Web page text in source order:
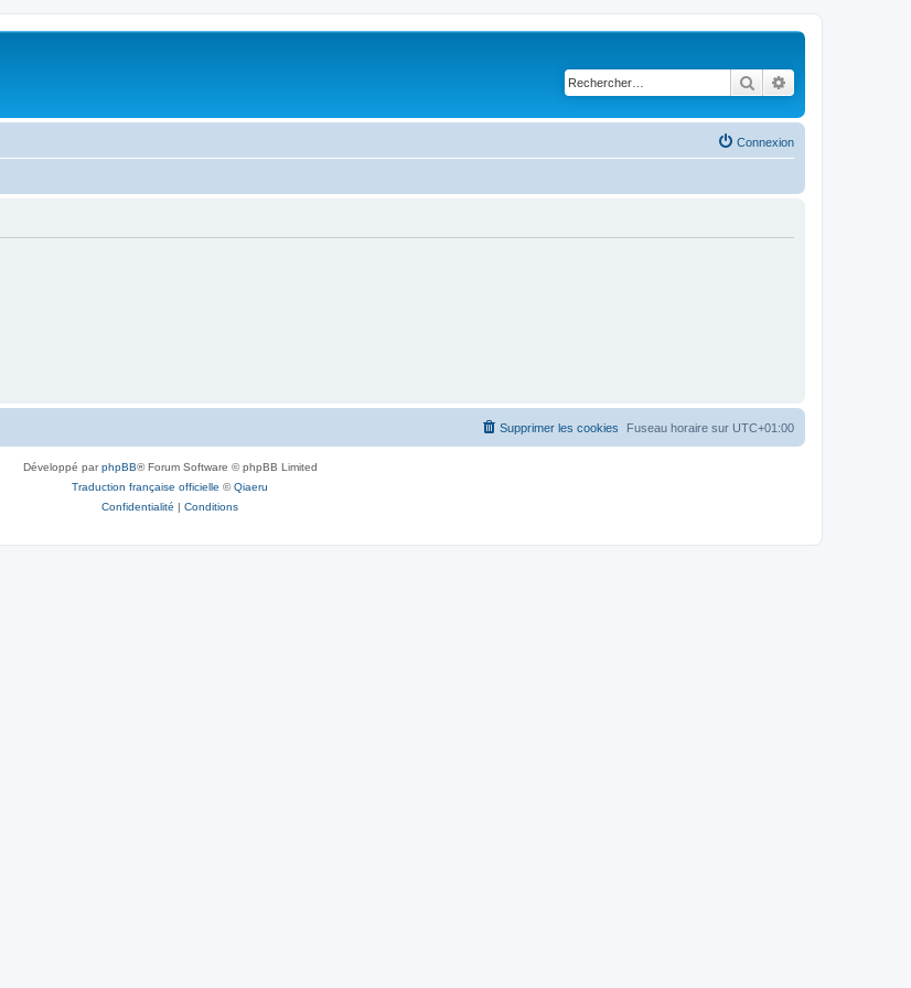
Rechercher
Connexion
Fuseau horaire sur UTC+01:00
Supprimer les cookies
Développé parphpBB® Forum Software © phpBB Limited
Traduction française officielle ©Qiaeru
Confidentialité | Conditions